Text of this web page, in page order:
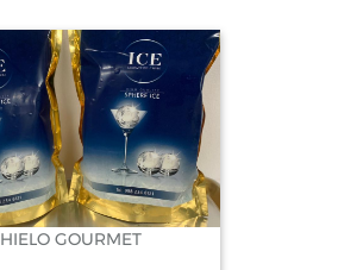
HIELO GOURMET